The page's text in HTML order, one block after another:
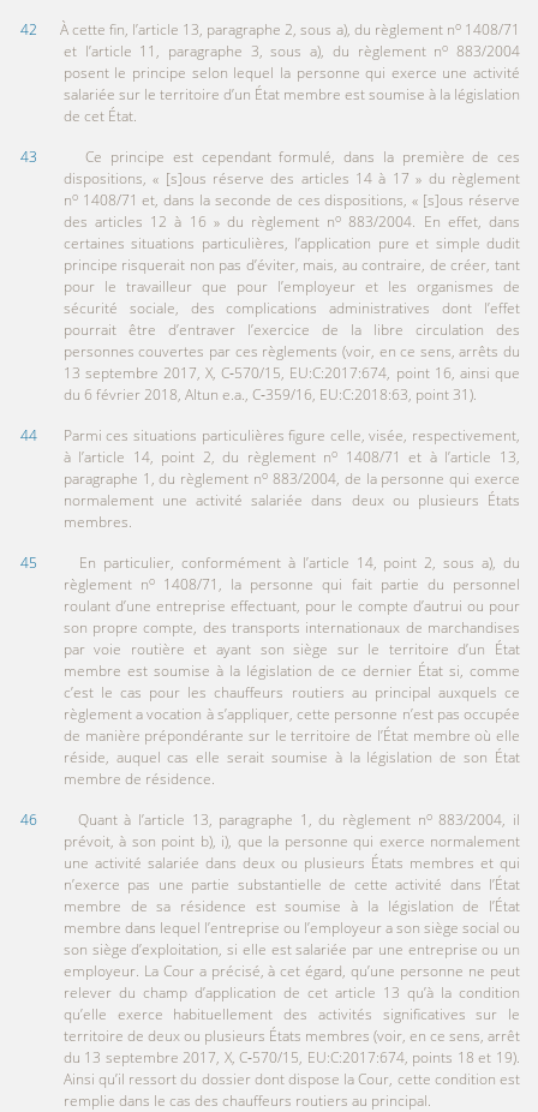
42 À cette fin, l’article 13, paragraphe 2, sous a), du règlement no1408/71
et l’article 11, paragraphe 3, sous a), du règlement no 883/2004
posent le principe selon lequel la personne qui exerce une activité
salariée sur le territoire d’un État membre est soumise à la législation
de cet État.
43 Ce principe est cependant formulé, dans la première de ces
dispositions, « [s]ous réserve des articles 14 à 17 » du règlement
no1408/71 et, dans la seconde de ces dispositions, « [s]ous réserve
des articles 12 à 16 » du règlement no 883/2004. En effet, dans
certaines situations particulières, l’application pure et simple dudit
principe risquerait non pas d’éviter, mais, au contraire, de créer, tant
pour le travailleur que pour l’employeur et les organismes de
sécurité sociale, des complications administratives dont l’effet
pourrait être d’entraver l’exercice de la libre circulation des
personnes couvertes par ces règlements (voir, en ce sens, arrêts du
13 septembre 2017, X, C‑570/15, EU:C:2017:674, point 16, ainsi que
du 6 février 2018, Altun e.a., C‑359/16, EU:C:2018:63, point 31).
44Parmi ces situations particulières figure celle, visée, respectivement,
à l’article 14, point 2, du règlement no
1408/71 et à l’article 13,
paragraphe 1, du règlement no 883/2004, de la personne qui exerce
normalement une activité salariée dans deux ou plusieurs États
membres.
45 En particulier, conformément à l’article 14, point 2, sous a), du
règlement no1408/71, la personne qui fait partie du personnel
roulant d’une entreprise effectuant, pour le compte d’autrui ou pour
son propre compte, des transports internationaux de marchandises
par voie routière et ayant son siège sur le territoire d’un État
membre est soumise à la législation de ce dernier État si, comme
c’est le cas pour les chauffeurs routiers au principal auxquels ce
règlement a vocation à s’appliquer, cette personne n’est pas occupée
de manière prépondérante sur le territoire de l’État membre où elle
réside, auquel cas elle serait soumise à la législation de son État
membre de résidence.
46Quant à l’article 13, paragraphe 1, du règlement no883/2004, il
prévoit, à son point b), i), que la personne qui exerce normalement
une activité salariée dans deux ou plusieurs États membres et qui
n’exerce pas une partie substantielle de cette activité dans l’État
membre de sa résidence est soumise à la législation de l’État
membre dans lequel l’entreprise ou l’employeur a son siège social ou
son siège d’exploitation, si elle est salariée par une entreprise ou un
employeur. La Cour a précisé, à cet égard, qu’une personne ne peut
relever du champ d’application de cet article 13 qu’à la condition
qu’elle exerce habituellement des activités significatives sur le
territoire de deux ou plusieurs États membres (voir, en ce sens, arrêt
du 13 septembre 2017, X, C‑570/15, EU:C:2017:674, points 18 et 19).
Ainsi qu’il ressort du dossier dont dispose la Cour, cette condition est
remplie dans le cas des chauffeurs routiers au principal.